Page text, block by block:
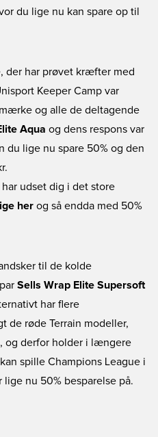
du lige nu kan spare op til
der har prøvet kræfter med
Keeper Camp var
og alle de deltagende
Aqua og dens respons var
du lige nu spare 50% og den
udset dig i det store
her og så endda med 50%
til de kolde
Sells Wrap Elite Supersoft
har flere
de røde Terrain modeller,
og derfor holder i længere
spille Champions League i
lige nu 50% besparelse på.